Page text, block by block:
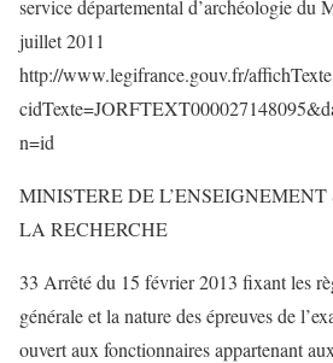
service départemental d’archéologie du
juillet 2011
http://www.legifrance.gouv.fr/
n=id
MINISTERE DE
LA RECHERCHE
33 Arrêté du 15 février 2013 fixant les
générale et la nature des épreuves de
ouvert aux fonctionnaires appartenant